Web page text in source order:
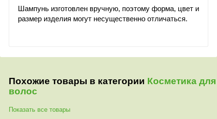
Шампунь изготовлен вручную, поэтому форма, цвет и
размер изделия могут несущественно отличаться.
Похожие товары в категории Косметика для
волос
Показать все товары